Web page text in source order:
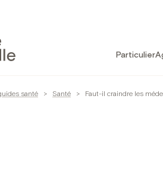
Particulier
santé > Santé > Faut-il craindre les